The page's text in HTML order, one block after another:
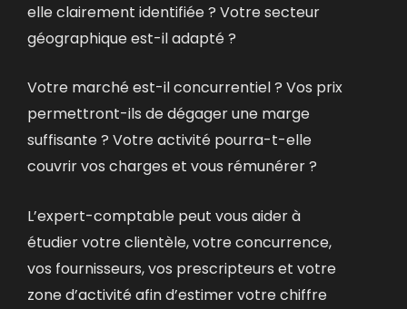
elle clairement identifiée ? Votre secteur
géographique est-il adapté ?
Votre marché est-il concurrentiel ? Vos prix
permettront-ils de dégager une marge
suffisante ? Votre activité pourra-t-elle
couvrir vos charges et vous rémunérer ?
L’expert-comptable peut vous aider à
étudier votre clientèle, votre concurrence,
vos fournisseurs, vos prescripteurs et votre
zone d’activité afin d’estimer votre chiffre